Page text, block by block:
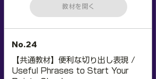
教材を開く
No.24
【共通教材】便利な切り出し表現 /
Useful Phrases to Start Your